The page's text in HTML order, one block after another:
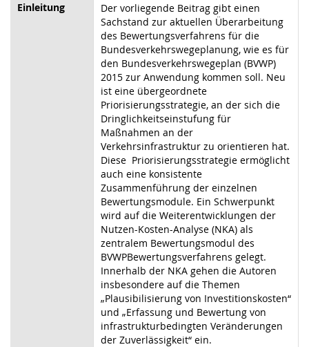
Einleitung
Der vorliegende Beitrag gibt einen
Sachstand zur aktuellen Überarbeitung
des Bewertungsverfahrens für die
Bundesverkehrswegeplanung, wie es für
den Bundesverkehrswegeplan (BVWP)
2015 zur Anwendung kommen soll. Neu
ist eine übergeordnete
Priorisierungsstrategie, an der sich die
Dringlichkeitseinstufung für
Maßnahmen an der
Verkehrsinfrastruktur zu orientieren hat.
Diese Priorisierungsstrategie ermöglicht
auch eine konsistente
Zusammenführung der einzelnen
Bewertungsmodule. Ein Schwerpunkt
wird auf die Weiterentwicklungen der
Nutzen-Kosten-Analyse (NKA) als
zentralem Bewertungsmodul des
BVWPBewertungsverfahrens gelegt.
Innerhalb der NKA gehen die Autoren
insbesondere auf die Themen
„Plausibilisierung von Investitionskosten“
und „Erfassung und Bewertung von
infrastrukturbedingten Veränderungen
der Zuverlässigkeit“ ein.